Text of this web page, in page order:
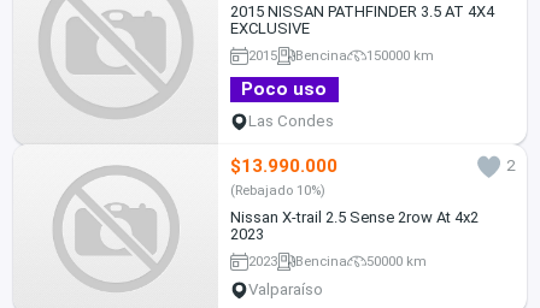
2015 NISSAN PATHFINDER 3.5 AT 4X4
EXCLUSIVE
2015 Bencina 150000 km
Poco uso
Las Condes
$13.990.000 2
(Rebajado 10%)
Nissan X-trail 2.5 Sense 2row At 4x2
2023
2023 Bencina 50000 km
Valparaíso